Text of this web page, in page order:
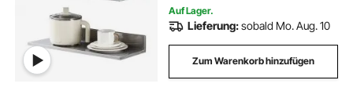
Auf Lager.
Lieferung:sobald Mo. Aug. 10
Zum Warenkorb hinzufügen